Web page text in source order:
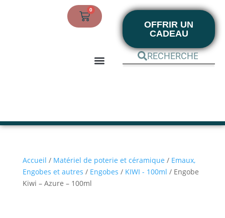
0
OFFRIR UN
CADEAU
Accueil / Matériel de poterie et céramique / Emaux,
Engobes et autres / Engobes / KIWI - 100ml / Engobe
Kiwi – Azure – 100ml